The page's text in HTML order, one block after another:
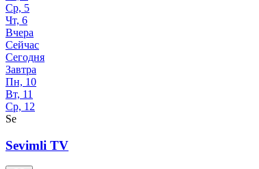
Ср, 5
Чт, 6
Вчера
Сейчас
Сегодня
Завтра
Пн, 10
Вт, 11
Ср, 12
Se
Sevimli TV